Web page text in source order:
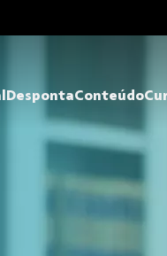
DespontaConteúdo